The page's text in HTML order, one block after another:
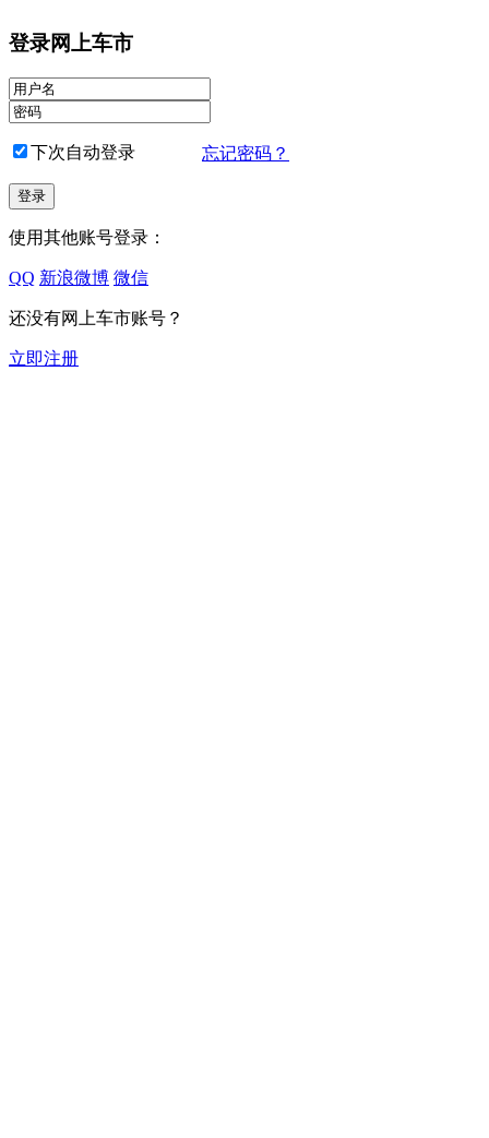
登录网上车市
下次自动登录 忘记密码？
使用其他账号登录：
QQ 新浪微博 微信
还没有网上车市账号？
立即注册